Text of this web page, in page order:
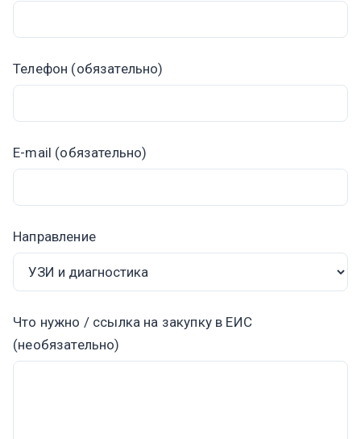
Телефон (обязательно)
E-mail (обязательно)
Направление
Что нужно / ссылка на закупку в ЕИС
(необязательно)